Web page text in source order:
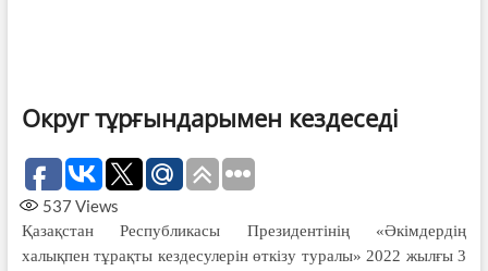
Округ тұрғындарымен кездеседі
537 Views
Қазақстан Республикасы Президентінің «Әкімдердің
халықпен тұрақты кездесулерін өткізу туралы» 2022 жылғы 3